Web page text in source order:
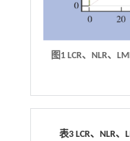
图1 LCR、 NLR、
表3 LCR、 NLR、